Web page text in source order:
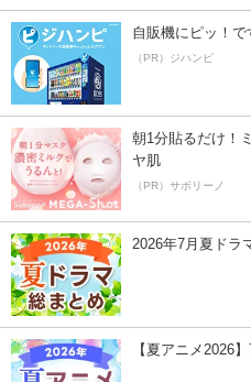
自販機にピッ！で
（PR）ジハンピ
朝1分貼るだけ！
ヤ肌
（PR）サボリーノ
2026年7月夏ドラ
【夏アニメ2026